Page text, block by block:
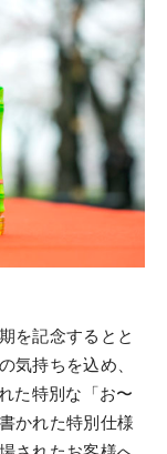
を記念するとと
気持ちを込め、
た特別な「お〜
かれた特別仕様